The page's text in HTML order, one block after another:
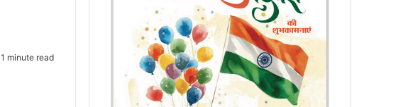
1 minute read